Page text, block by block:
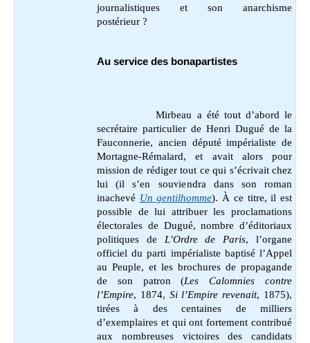
journalistiques et son anarchisme
postérieur ?
Au service des bonapartistes
Mirbeau a été tout d’abord le
secrétaire particulier de Henri Dugué de la
Fauconnerie, ancien député impérialiste de
Mortagne-Rémalard, et avait alors pour
mission de rédiger tout ce qui s’écrivait chez
lui (il s’en souviendra dans son roman
inachevé Un gentilhomme). À ce titre, il est
possible de lui attribuer les proclamations
électorales de Dugué, nombre d’éditoriaux
politiques de L’Ordre de Paris, l’organe
officiel du parti impérialiste baptisé l’Appel
au Peuple, et les brochures de propagande
de son patron (Les Calomnies contre
l’Empire, 1874, Si l’Empire revenait, 1875),
tirées à des centaines de milliers
d’exemplaires et qui ont fortement contribué
aux nombreuses victoires des candidats